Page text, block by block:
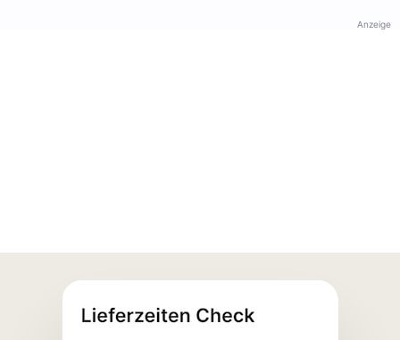
Anzeige